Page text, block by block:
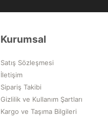
Kurumsal
Satış Sözleşmesi
İletişim
Sipariş Takibi
Gizlilik ve Kullanım Şartları
Kargo ve Taşıma Bilgileri